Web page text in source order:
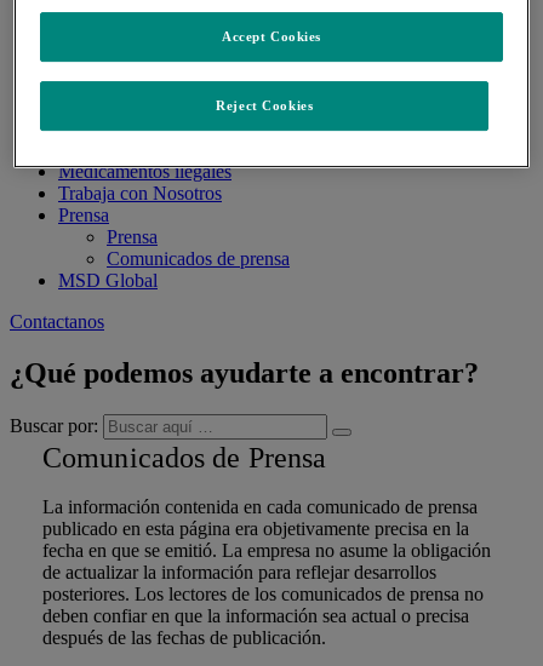
Descripción general de las áreas de interés
Investigación y Desarrollo
Pipeline de Productos
Estudios Clínicos
Pacientes y cuidadores
Pacientes
Medicamentos ilegales
Trabaja con Nosotros
Prensa
Prensa
Comunicados de prensa
MSD Global
Contactanos
¿Qué podemos ayudarte a encontrar?
Buscar por:
Comunicados de Prensa
La información contenida en cada comunicado de prensa
publicado en esta página era objetivamente precisa en la
fecha en que se emitió. La empresa no asume la obligación
de actualizar la información para reflejar desarrollos
posteriores. Los lectores de los comunicados de prensa no
deben confiar en que la información sea actual o precisa
después de las fechas de publicación.
Reject Cookies
Accept Cookies